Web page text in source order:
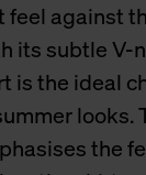
feel against
its subtle V-
is the ideal
looks.
the